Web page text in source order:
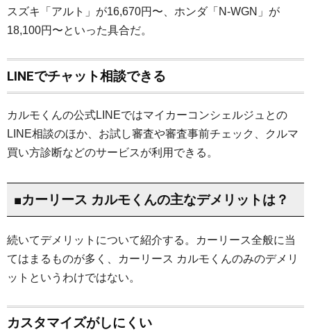
スズキ「アルト」が16,670円〜、ホンダ「N-WGN」が
18,100円〜といった具合だ。
LINEでチャット相談できる
カルモくんの公式LINEではマイカーコンシェルジュとの
LINE相談のほか、お試し審査や審査事前チェック、クルマ
買い方診断などのサービスが利用できる。
■カーリース カルモくんの主なデメリットは？
続いてデメリットについて紹介する。カーリース全般に当
てはまるものが多く、カーリース カルモくんのみのデメリ
ットというわけではない。
カスタマイズがしにくい